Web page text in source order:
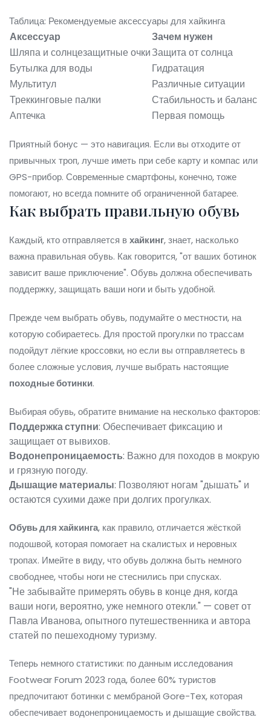
Таблица: Рекомендуемые аксессуары для хайкинга
Аксессуар
Зачем нужен
Шляпа и солнцезащитные очкиЗащита от солнца
Бутылка для воды
Гидратация
Мультитул
Различные ситуации
Треккинговые палки
Стабильность и баланс
Аптечка
Первая помощь
Приятный бонус — это навигация. Если вы отходите от
привычных троп, лучше иметь при себе карту и компас или
GPS-прибор. Современные смартфоны, конечно, тоже
помогают, но всегда помните об ограниченной батарее.
Как выбрать правильную обувь
Каждый, кто отправляется вхайкинг, знает, насколько
важна правильная обувь. Как говорится, "от ваших ботинок
зависит ваше приключение". Обувь должна обеспечивать
поддержку, защищать ваши ноги и быть удобной.
Прежде чем выбрать обувь, подумайте о местности, на
которую собираетесь. Для простой прогулки по трассам
подойдут лёгкие кроссовки, но если вы отправляетесь в
более сложные условия, лучше выбрать настоящие
походные ботинки.
Выбирая обувь, обратите внимание на несколько факторов:
Поддержка ступни: Обеспечивает фиксацию и
защищает от вывихов.
Водонепроницаемость: Важно для походов в мокрую
и грязную погоду.
Дышащие материалы: Позволяют ногам "дышать" и
остаются сухими даже при долгих прогулках.
Обувь для хайкинга, как правило, отличается жёсткой
подошвой, которая помогает на скалистых и неровных
тропах. Имейте в виду, что обувь должна быть немного
свободнее, чтобы ноги не стеснились при спусках.
"Не забывайте примерять обувь в конце дня, когда
ваши ноги, вероятно, уже немного отекли." — совет от
Павла Иванова, опытного путешественника и автора
статей по пешеходному туризму.
Теперь немного статистики: по данным исследования
Footwear Forum 2023 года, более 60% туристов
предпочитают ботинки с мембраной Gore-Tex, которая
обеспечивает водонепроницаемость и дышащие свойства.